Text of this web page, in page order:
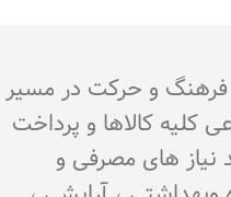
فرهنگ و حرکت در مسیر
کلیه کالاها و پرداخت
نیاز های مصرفی و